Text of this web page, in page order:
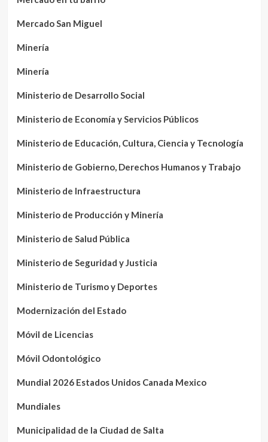
Mercado San Miguel
Minería
Minería
Ministerio de Desarrollo Social
Ministerio de Economía y Servicios Públicos
Ministerio de Educación, Cultura, Ciencia y Tecnología
Ministerio de Gobierno, Derechos Humanos y Trabajo
Ministerio de Infraestructura
Ministerio de Producción y Minería
Ministerio de Salud Pública
Ministerio de Seguridad y Justicia
Ministerio de Turismo y Deportes
Modernización del Estado
Móvil de Licencias
Móvil Odontológico
Mundial 2026 Estados Unidos Canada Mexico
Mundiales
Municipalidad de la Ciudad de Salta